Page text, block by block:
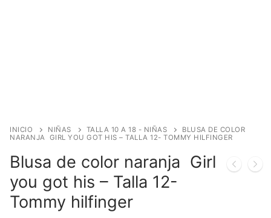
INICIO NIÑAS TALLA 10 A 18 - NIÑAS
BLUSA DE COLOR
NARANJA GIRL YOU GOT HIS – TALLA 12- TOMMY HILFINGER
Blusa de color naranja Girl
you got his – Talla 12-
Tommy hilfinger